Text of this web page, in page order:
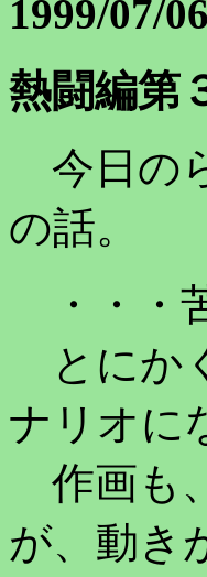
1999/07/
熱闘編第
今日の
の話。
・・・
とにか
ナリオに
作画も
が、動き